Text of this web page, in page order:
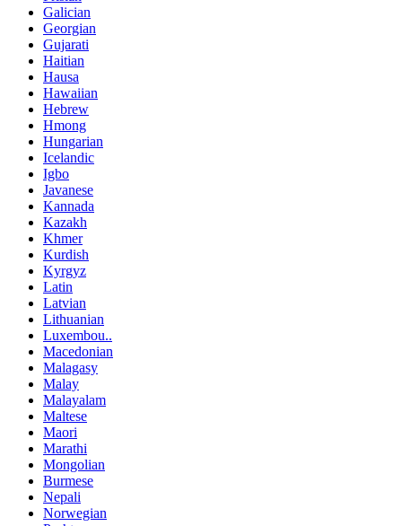
Galician
Georgian
Gujarati
Haitian
Hausa
Hawaiian
Hebrew
Hmong
Hungarian
Icelandic
Igbo
Javanese
Kannada
Kazakh
Khmer
Kurdish
Kyrgyz
Latin
Latvian
Lithuanian
Luxembou..
Macedonian
Malagasy
Malay
Malayalam
Maltese
Maori
Marathi
Mongolian
Burmese
Nepali
Norwegian